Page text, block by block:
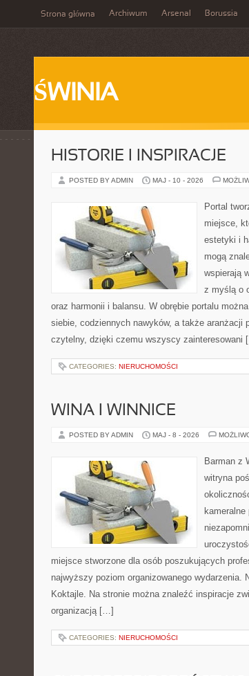
Strona główna Archiwum Arsenal Borussia
ŚWINIA
HISTORIE I INSPIRACJE
POSTED BY ADMIN MAJ - 10 - 2026
Portal
miejsce,
estetyki i
mogą
wspierają
z myślą o
oraz harmonii i balansu. W obrębie portalu
siebie, codziennych nawyków, a także aranżacji
czytelny, dzięki czemu wszyscy zainteresowani
CATEGORIES: NIERUCHOMOŚCI
WINA I WINNICE
POSTED BY ADMIN MAJ - 8 - 2026
Barman z
witryna
miejsce stworzone dla osób poszukujących
najwyższy poziom organizowanego wydarzenia.
Koktajle. Na stronie można znaleźć inspiracje
organizacją […]
CATEGORIES: NIERUCHOMOŚCI